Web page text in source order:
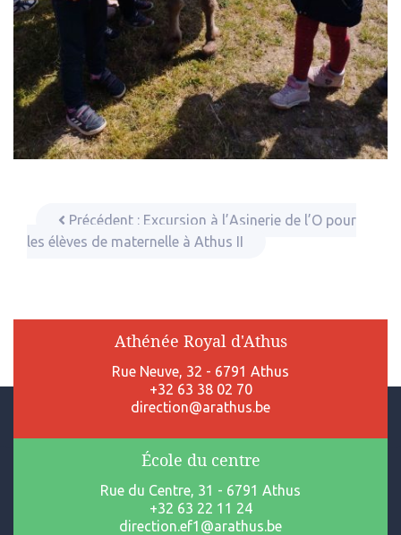
Précédent : Excursion à l’Asinerie de l’O pour
les élèves de maternelle à Athus II
Athénée Royal d'Athus
Rue Neuve, 32 - 6791 Athus
+32 63 38 02 70
direction@arathus.be
École du centre
Rue du Centre, 31 - 6791 Athus
+32 63 22 11 24
direction.ef1@arathus.be